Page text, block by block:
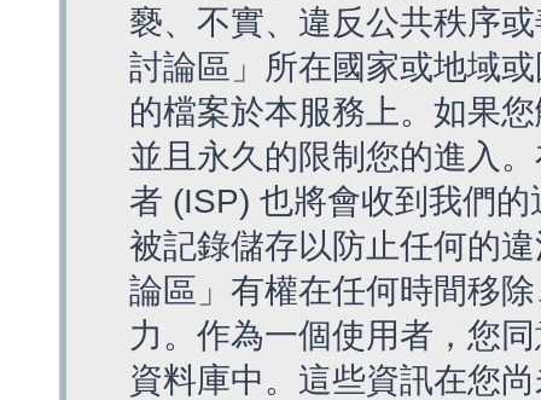
褻、不實、違反公共秩序
討論區」所在國家或地域
的檔案於本服務上。如果
並且永久的限制您的進入
者 (ISP) 也將會收到我們
被記錄儲存以防止任何的
論區」有權在任何時間移
力。作為一個使用者，您
資料庫中。這些資訊在您